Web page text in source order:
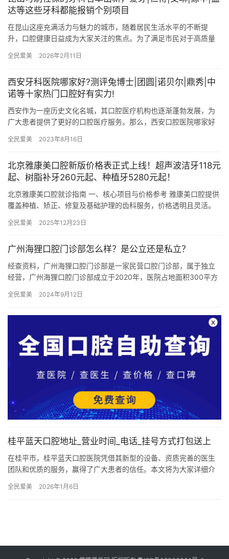
达等这些牙科都能报销个别项目
在昆山这座充满活力与魅力的城市，随着居民生活水平的不断提
升，口腔健康日益成为大家关注的焦点。为了满足市民对于高质量
加入社…
全民爱美 2026年2月11日
西安牙科医院哪家好?测评兔博士|团圆|诺贝尔|鼎秀|中
诺等十家热门口腔好有实力!
西安作为一座历史文化名城，其口腔医疗机构也逐渐蓬勃发展，为
广大患者提供了更好的口腔医疗服务。那么，西安口腔医院哪家好
西安…
全民爱美 2023年8月16日
北京雅康美口腔新版价格表正式上线！超声波洁牙118元
起、树脂补牙260元起、种植牙5280元起！
北京雅康美口腔就诊指南 一、核心项目与价格参考 雅康美口腔提供
覆盖种植、矫正、修复及基础护理的齿科服务，价格透明且灵活。
全民爱美 2025年12月23日
广州海狸口腔门诊部怎么样？是公立还是私立？
经查资料，广州海狸口腔门诊部是一家民营口腔门诊部，属于独立
经营，广州海狸口腔门诊部成立于2020年，医院占地面积300平方
全民爱美 2024年9月12日
桂平蓝天口腔地址_营业时间_电话_挂号方式打包送上
在桂平市，桂平蓝天口腔医院凭借其新型的设备、资质完善的医生
团队和优质的服务，赢得了广大患者的信任。本文将为大家详细介
帮助患…
全民爱美 2026年1月6日